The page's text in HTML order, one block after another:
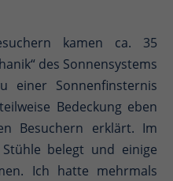
kamen ca. 35
des Sonnensystems
einer Sonnenfinsternis
Bedeckung eben
Besuchern erklärt. Im
belegt und einige
Ich hatte mehrmals